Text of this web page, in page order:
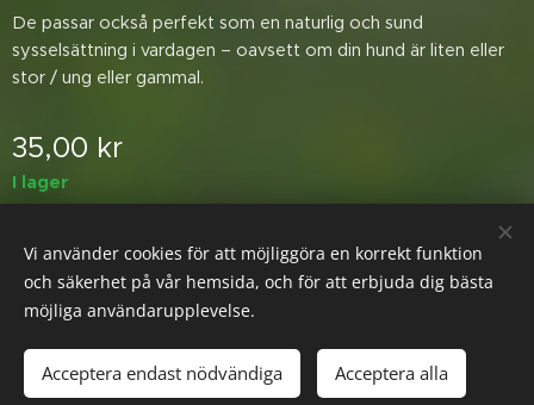
De passar också perfekt som en naturlig och sund
sysselsättning i vardagen – oavsett om din hund är liten eller
stor / ung eller gammal.
35,00 kr
I lager
Lägg i kundvagnen
© 2026 Glada Tassen Cookies
Vi använder cookies för att möjliggöra en korrekt funktion
och säkerhet på vår hemsida, och för att erbjuda dig bästa
möjliga användarupplevelse.
Acceptera endast nödvändiga Acceptera alla